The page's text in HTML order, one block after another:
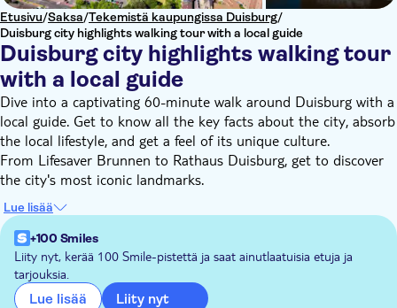
Etusivu/Saksa/Tekemistä kaupungissa Duisburg/
Duisburg city highlights walking tour with a local guide
Duisburg city highlights walking tour
with a local guide
Dive into a captivating 60-minute walk around Duisburg with a
local guide. Get to know all the key facts about the city, absorb
the local lifestyle, and get a feel of its unique culture.
From Lifesaver Brunnen to Rathaus Duisburg, get to discover
the city's most iconic landmarks.
To make your stay even more memorable and enjoyable, you'll
receive insider tips on the best cafés, restaurants, and lively
bars in Duisburg to make your stay even more memorable and
enjoyable.
By the end of this experience, you'll be more than just a visitor;
you'll feel like a local, if only for a day.
Lue lisää
+100 Smiles
Liity nyt, kerää 100 Smile-pistettä ja saat ainutlaatuisia etuja ja
tarjouksia.
Lue lisää Liity nyt